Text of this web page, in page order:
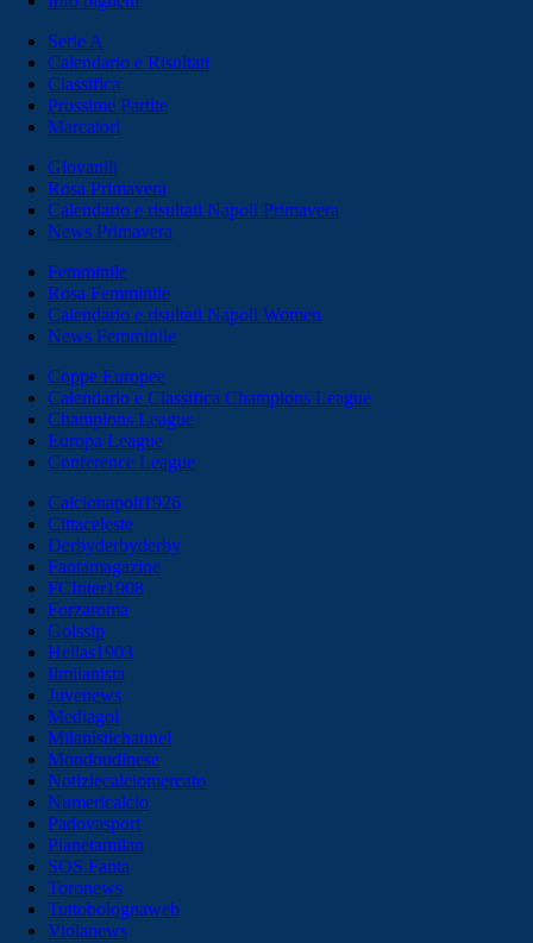
Serie A
Calendario e Risultati
Classifica
Prossime Partite
Marcatori
Giovanili
Rosa Primavera
Calendario e risultati Napoli Primavera
News Primavera
Femminile
Rosa Femminile
Calendario e risultati Napoli Women
News Femminile
Coppe Europee
Calendario e Classifica Champions League
Champions League
Europa League
Conference League
Calcionapoli1926
Cittaceleste
Derbyderbyderby
Fantamagazine
FCInter1908
Forzaroma
Golssip
Hellas1903
Ilmilanista
Juvenews
Mediagol
Milanistichannel
Mondoudinese
Notiziecalciomercato
Numericalcio
Padovasport
Pianetamilan
SOS Fanta
Toronews
Tuttobolognaweb
Violanews